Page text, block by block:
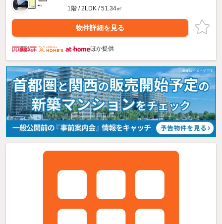
1階 / 2LDK / 51.34㎡
物件詳細を見る
ほか提供